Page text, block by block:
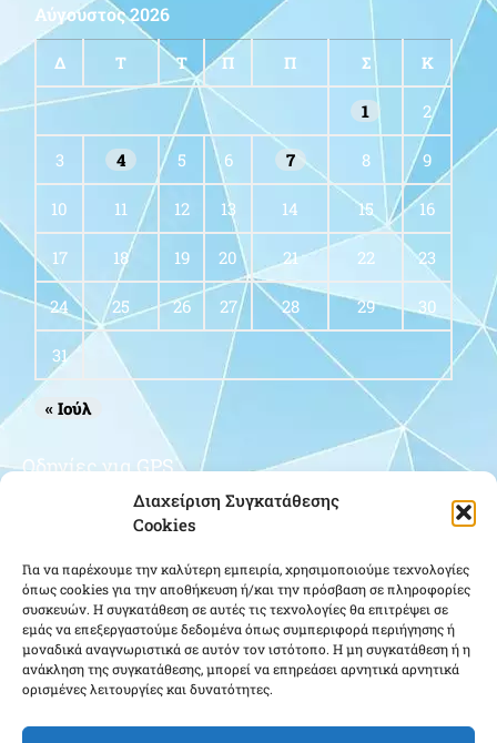
Διαχείριση Συγκατάθεσης
Cookies
Για να παρέχουμε την καλύτερη εμπειρία, χρησιμοποιούμε τεχνολογίες
όπως cookies για την αποθήκευση ή/και την πρόσβαση σε πληροφορίες
συσκευών. Η συγκατάθεση σε αυτές τις τεχνολογίες θα επιτρέψει σε
εμάς να επεξεργαστούμε δεδομένα όπως συμπεριφορά περιήγησης ή
μοναδικά αναγνωριστικά σε αυτόν τον ιστότοπο. Η μη συγκατάθεση ή η
ανάκληση της συγκατάθεσης, μπορεί να επηρεάσει αρνητικά αρνητικά
ορισμένες λειτουργίες και δυνατότητες.
Αύγουστος 2026
Δ Τ Τ Π Π Σ Κ
1 2
3 4 5 6 7 8 9
10 11 12 13 14 15 16
17 18 19 20 21 22 23
24 25 26 27 28 29 30
31
« Ιούλ
Οδηγίες για GPS
Κάντε κλικ για να αποδεχτείτε cookies
εμπορικής προώθησης και να